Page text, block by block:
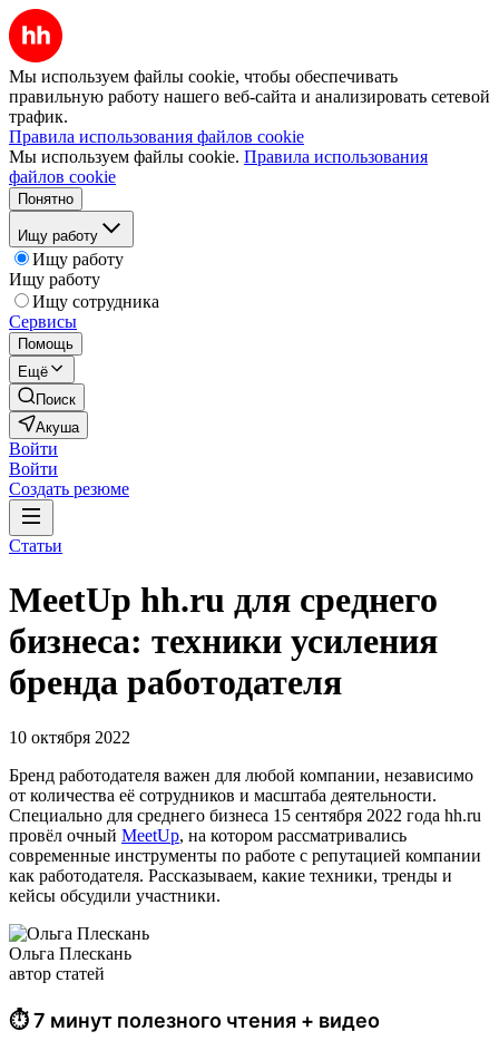
Мы используем файлы cookie, чтобы обеспечивать
правильную работу нашего веб-сайта и анализировать сетевой
трафик.
Правила использования файлов cookie
Мы используем файлы cookie. Правила использования
файлов cookie
Понятно
Ищу работу
Ищу работу
Ищу работу
Ищу сотрудника
Сервисы
Помощь
Ещё
Поиск
Акуша
Войти
Войти
Создать резюме
Статьи
MeetUp hh.ru для среднего
бизнеса: техники усиления
бренда работодателя
10 октября 2022
Бренд работодателя важен для любой компании, независимо
от количества её сотрудников и масштаба деятельности.
Специально для среднего бизнеса 15 сентября 2022 года hh.ru
провёл очный MeetUp, на котором рассматривались
современные инструменты по работе с репутацией компании
как работодателя. Рассказываем, какие техники, тренды и
кейсы обсудили участники.
Ольга Плескань
автор статей
⏱ 7 минут полезного чтения + видео